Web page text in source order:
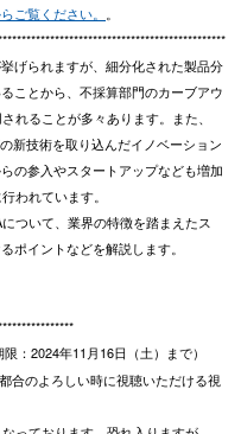
ご覧ください。
。
られますが、細分化された製品分
ことから、不採算部門のカーブアウ
れることが多々あります。また、
新技術を取り込んだイノベーション
の参入やスタートアップなども増加
われています。
ついて、業界の特徴を踏まえたス
ポイントなどを解説します。
：2024年11月16日（土）まで）
のよろしい時に視聴いただける視